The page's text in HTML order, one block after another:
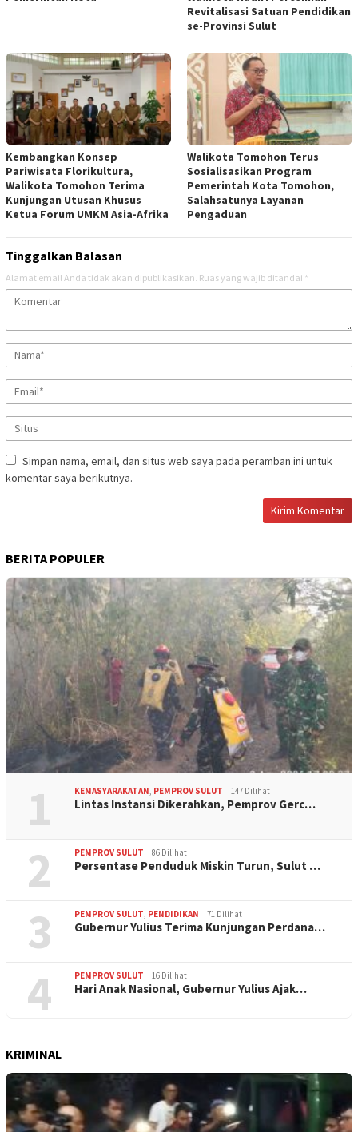
Revitalisasi Satuan Pendidikan
se-Provinsi Sulut
Kembangkan Konsep
Pariwisata Florikultura,
Walikota Tomohon Terima
Kunjungan Utusan Khusus
Ketua Forum UMKM Asia-Afrika
Walikota Tomohon Terus
Sosialisasikan Program
Pemerintah Kota Tomohon,
Salahsatunya Layanan
Pengaduan
Tinggalkan Balasan
Alamat email Anda tidak akan dipublikasikan. Ruas yang wajib ditandai *
Simpan nama, email, dan situs web saya pada peramban ini untuk
komentar saya berikutnya.
BERITA POPULER
1 KEMASYARAKATAN, PEMPROV SULUT 147 Dilihat
Lintas Instansi Dikerahkan, Pemprov Gerc…
2 PEMPROV SULUT 86 Dilihat
Persentase Penduduk Miskin Turun, Sulut …
3 PEMPROV SULUT, PENDIDIKAN 71 Dilihat
Gubernur Yulius Terima Kunjungan Perdana…
4 PEMPROV SULUT 16 Dilihat
Hari Anak Nasional, Gubernur Yulius Ajak…
KRIMINAL